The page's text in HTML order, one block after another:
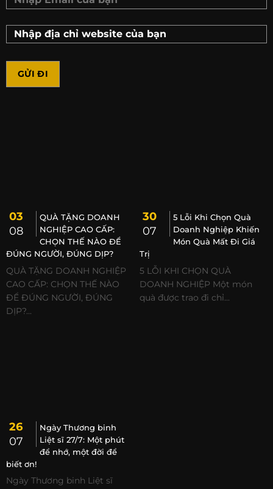
03
08
QUÀ TẶNG DOANH
NGHIỆP CAO CẤP:
CHỌN THẾ NÀO ĐỂ
ĐÚNG NGƯỜI, ĐÚNG DỊP?
QUÀ TẶNG DOANH NGHIỆP
CAO CẤP: CHỌN THẾ NÀO
ĐỂ ĐÚNG NGƯỜI, ĐÚNG
DỊP?...
30
07
5 Lỗi Khi Chọn Quà
Doanh Nghiệp Khiến
Món Quà Mất Đi Giá
Trị
5 LỖI KHI CHỌN QUÀ
DOANH NGHIỆP Một món
quà được trao đi chỉ...
26
07
Ngày Thương binh
Liệt sĩ 27/7: Một phút
để nhớ, một đời để
biết ơn!
Ngày Thương binh Liệt sĩ